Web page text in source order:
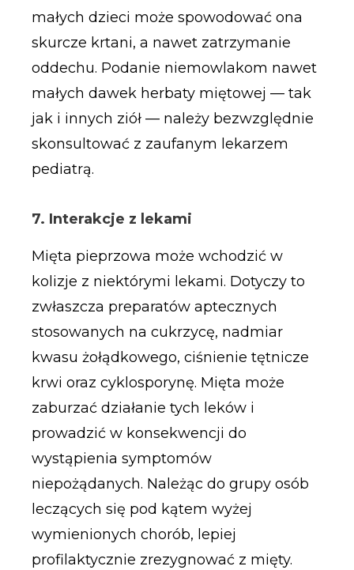
małych dzieci może spowodować ona
skurcze krtani, a nawet zatrzymanie
oddechu. Podanie niemowlakom nawet
małych dawek herbaty miętowej — tak
jak i innych ziół — należy bezwzględnie
skonsultować z zaufanym lekarzem
pediatrą.
7. Interakcje z lekami
Mięta pieprzowa może wchodzić w
kolizje z niektórymi lekami. Dotyczy to
zwłaszcza preparatów aptecznych
stosowanych na cukrzycę, nadmiar
kwasu żołądkowego, ciśnienie tętnicze
krwi oraz cyklosporynę. Mięta może
zaburzać działanie tych leków i
prowadzić w konsekwencji do
wystąpienia symptomów
niepożądanych. Należąc do grupy osób
leczących się pod kątem wyżej
wymienionych chorób, lepiej
profilaktycznie zrezygnować z mięty.